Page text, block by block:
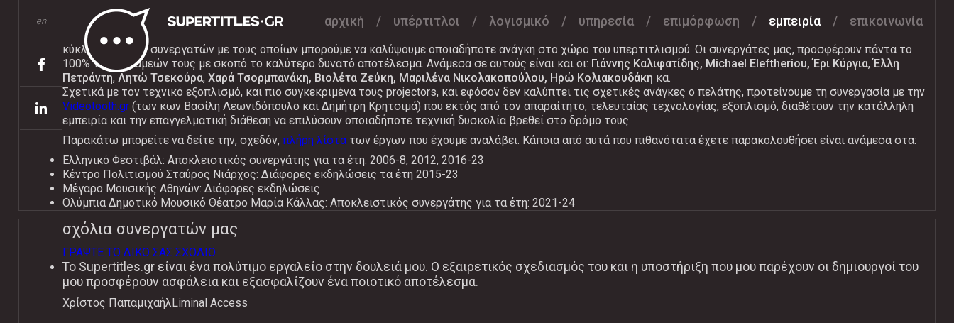
en αρχική υπέρτιτλοι λογισμικό υπηρεσία επιμόρφωση εμπειρία επικοινωνία
εμπειρία
Από το 2004 μέχρι σήμερα έχουμε προσφέρει υπέρτιτλους σε περισσότερα από 350 έργα με συνολικά πάνω από 900 παραστάσεις. Για αυτό και έχουμε δημιουργήσει ένα
κύκλο έμπιστων συνεργατών με τους οποίων μπορούμε να καλύψουμε οποιαδήποτε ανάγκη στο χώρο του υπερτιτλισμού. Οι συνεργάτες μας, προσφέρουν πάντα το
100% των δυνάμεών τους με σκοπό το καλύτερο δυνατό αποτέλεσμα. Ανάμεσα σε αυτούς είναι και οι: Γιάννης Καλιφατίδης, Michael Eleftheriou, Έρι Κύργια,Έλλη
Πετράντη, Λητώ Τσεκούρα, Χαρά Τσορμπανάκη, Βιολέτα Ζεύκη, Μαριλένα Νικολακοπούλου, Ηρώ Κολιακουδάκη κα.
Σχετικά με τον τεχνικό εξοπλισμό, και πιο συγκεκριμένα τους projectors, και εφόσον δεν καλύπτει τις σχετικές ανάγκες ο πελάτης, προτείνουμε τη συνεργασία με την
Videotooth.gr(των κων Βασίλη Λεωνιδόπουλο και Δημήτρη Κρητσιμά) που εκτός από τον απαραίτητο, τελευταίας τεχνολογίας, εξοπλισμό, διαθέτουν την κατάλληλη
εμπειρία και την επαγγελματική διάθεση να επιλύσουν οποιαδήποτε τεχνική δυσκολία βρεθεί στο δρόμο τους.
Παρακάτω μπορείτε να δείτε την, σχεδόν, πλήρη λίστατων έργων που έχουμε αναλάβει. Κάποια από αυτά που πιθανότατα έχετε παρακολουθήσει είναι ανάμεσα στα:
Ελληνικό Φεστιβάλ: Αποκλειστικός συνεργάτης για τα έτη: 2006-8, 2012, 2016-23
Κέντρο Πολιτισμού Σταύρος Νιάρχος: Διάφορες εκδηλώσεις τα έτη 2015-23
Μέγαρο Μουσικής Αθηνών: Διάφορες εκδηλώσεις
Ολύμπια Δημοτικό Μουσικό Θέατρο Μαρία Κάλλας: Αποκλειστικός συνεργάτης για τα έτη: 2021-24
σχόλια συνεργατών μας
ΓΡΑΨΤΕ ΤΟ ΔΙΚΟ ΣΑΣ ΣΧΟΛΙΟ
Το Supertitles.gr είναι ένα πολύτιμο εργαλείο στην δουλειά μου. Ο εξαιρετικός σχεδιασμός του και η υποστήριξη που μου παρέχουν οι δημιουργοί του
μου προσφέρουν ασφάλεια και εξασφαλίζουν ένα ποιοτικό αποτέλεσμα.
Χρίστος ΠαπαμιχαήλLiminal Access